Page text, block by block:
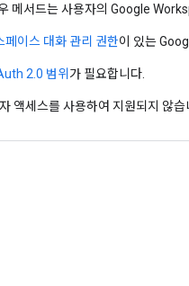
메서드는 사용자의 Google
페이스 대화 관리 권한이 있는
2.0 범위 가 필요합니다.
액세스를 사용하여 지원되지 않